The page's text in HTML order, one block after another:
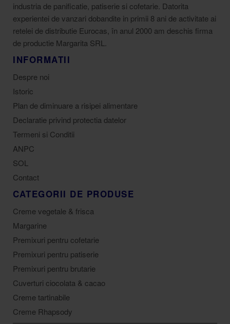
industria de panificatie, patiserie si cofetarie. Datorita
experientei de vanzari dobandite in primii 8 ani de activitate ai
retelei de distributie Eurocas, în anul 2000 am deschis firma
de productie Margarita SRL.
INFORMATII
Despre noi
Istoric
Plan de diminuare a risipei alimentare
Declaratie privind protectia datelor
Termeni si Conditii
ANPC
SOL
Contact
CATEGORII DE PRODUSE
Creme vegetale & frisca
Margarine
Premixuri pentru cofetarie
Premixuri pentru patiserie
Premixuri pentru brutarie
Cuverturi ciocolata & cacao
Creme tartinabile
Creme Rhapsody